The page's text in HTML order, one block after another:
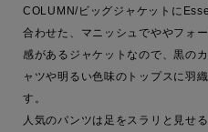
COLUMN/ビッグジャケットに
合わせた、マニッシュでややフォ
感があるジャケットなので、黒の
ャツや明るい色味のトップスに羽
す。
人気のパンツは足をスラリと見せ